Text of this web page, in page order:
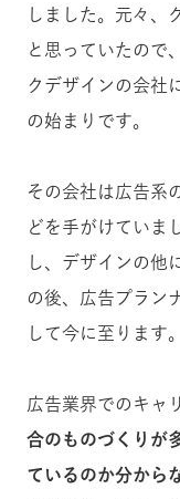
しました。元々、
と思っていたので
クデザインの会社
の始まりです。
その会社は広告系
どを手がけていま
し、デザインの他
の後、広告プラン
して今に至ります。
広告業界でのキャ
合のものづくりが
ているのか分から